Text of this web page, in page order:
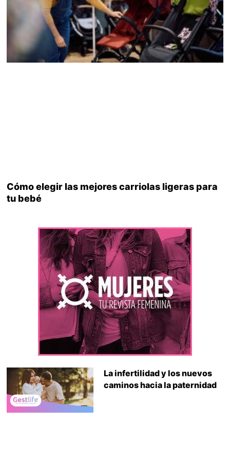
Cómo elegir las mejores carriolas ligeras para
tu bebé
La infertilidad y los nuevos
caminos hacia la paternidad